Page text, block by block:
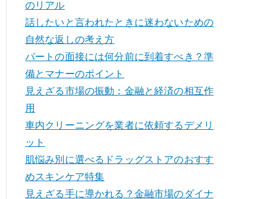
のリアル
話したいと言われたときに迷わないための
自然な返しの考え方
パートの面接には何分前に到着すべき？準
備とマナーのポイント
見えざる市場の振動：金融と経済の相互作
用
車内クリーニングを業者に依頼するデメリ
ット
肌悩み別に選べるドラッグストアのおすす
めスキンケア特集
見えざる手に導かれる？金融市場のダイナ